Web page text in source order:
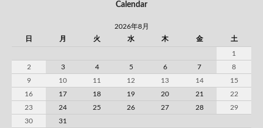
Calendar
2026年8月
日
月 火 水 木 金 土
1
2
3 4 5 6 7
8
9
10 11 12 13 14
15
16
17 18 19 20 21
22
23
24 25 26 27 28
29
30
31